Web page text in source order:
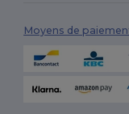
Moyens de